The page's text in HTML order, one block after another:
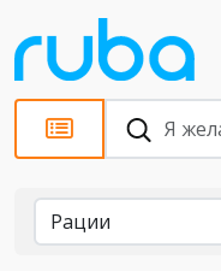
Каталог